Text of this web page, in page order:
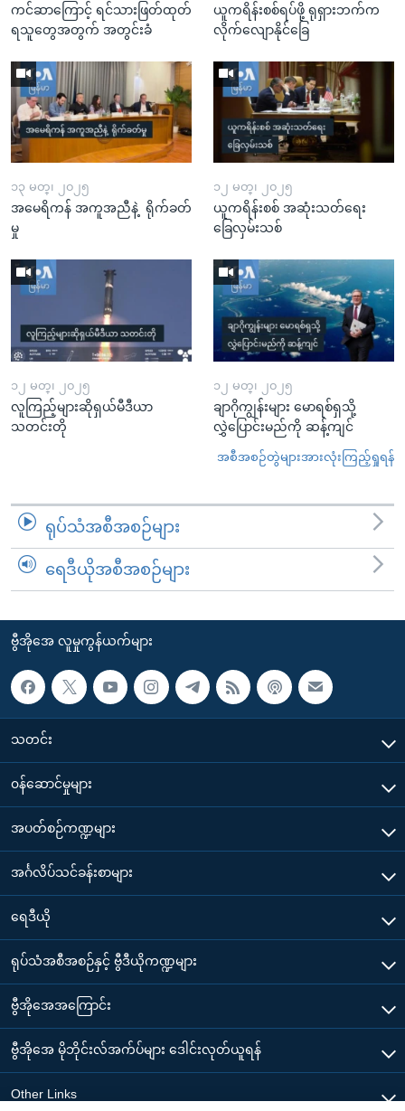
ကင်ဆာကြောင့် ရင်သားဖြတ်ထုတ်
ရသူတွေအတွက် အတွင်းခံ
ယူကရိန်းစစ်ရပ်ဖို့ ရုရှားဘက်က
လိုက်လျောနိုင်ခြေ
၁၃ မတ္၊ ၂၀၂၅
အမေရိကန် အကူအညီနဲ့ ရိုက်ခတ်
မှု
၁၂ မတ္၊ ၂၀၂၅
ယူကရိန်းစစ် အဆုံးသတ်ရေး
ခြေလှမ်းသစ်
၁၂ မတ္၊ ၂၀၂၅
လူကြည့်များဆိုရှယ်မီဒီယာ
သတင်းတို
၁၂ မတ္၊ ၂၀၂၅
ချာဂိုကျွန်းများ မောရစ်ရှသို့
လွှဲပြောင်းမည်ကို ဆန့်ကျင်
အစီအစဉ်တွဲများအားလုံးကြည့်ရှုရန်
ရုပ်သံအစီအစဉ်များ
ရေဒီယိုအစီအစဉ်များ
ဗွီအိုအေ လူမှုကွန်ယက်များ
သတင်း
၀န်ဆောင်မှုများ
အပတ်စဉ်ကဏ္ဍများ
အင်္ဂလိပ်သင်ခန်းစာများ
ရေဒီယို
ရုပ်သံအစီအစဉ်နှင့် ဗွီဒီယိုကဏ္ဍများ
ဗွီအိုအေအကြောင်း
ဗွီအိုအေ မိုဘိုင်းလ်အက်ပ်များ ဒေါင်းလုတ်ယူရန်
Other Links